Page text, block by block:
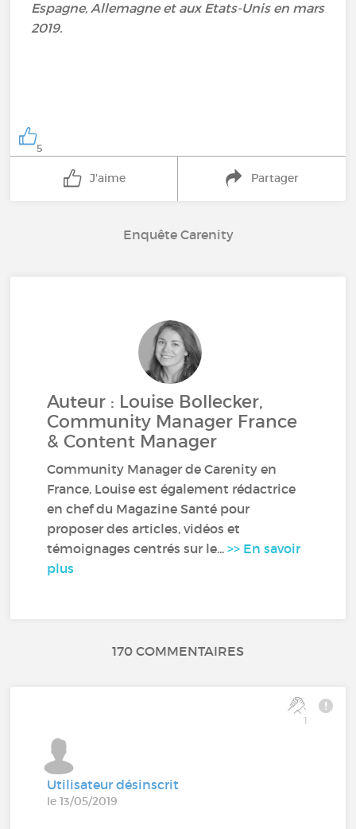
Espagne, Allemagne et aux Etats-Unis en mars
2019.
5
J'aime Partager
Enquête Carenity
Auteur : Louise Bollecker,
Community Manager France
& Content Manager
Community Manager de Carenity en
France, Louise est également rédactrice
en chef du Magazine Santé pour
proposer des articles, vidéos et
témoignages centrés sur le...>> En savoir
plus
170 COMMENTAIRES
1
Utilisateur désinscrit
le 13/05/2019